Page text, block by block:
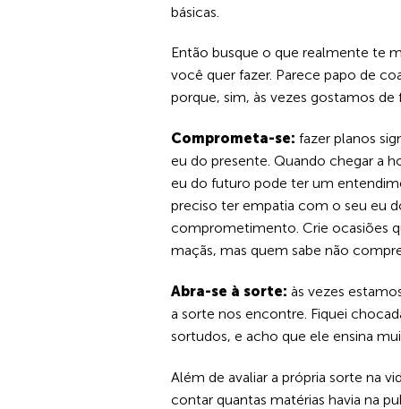
básicas.
Então busque o que realmente te
você quer fazer. Parece papo de
porque, sim, às vezes gostamos
Comprometa-se:fazer planos
eu do presente. Quando chegar a
eu do futuro pode ter um
preciso ter empatia com o seu eu
comprometimento. Crie ocasiões
maçãs, mas quem sabe não
Abra-se à sorte: às vezes
a sorte nos encontre. Fiquei
sortudos, e acho que ele ensina
Além de avaliar a própria sorte na
contar quantas matérias havia na